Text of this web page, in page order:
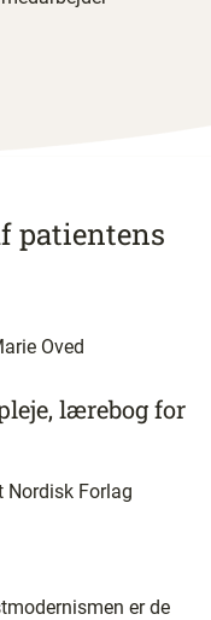
patientens
Oved
lærebog for
Nordisk Forlag
er de